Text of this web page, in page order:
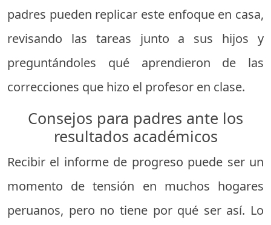
padres pueden replicar este enfoque en casa,
revisando las tareas junto a sus hijos y
preguntándoles qué aprendieron de las
correcciones que hizo el profesor en clase.
Consejos para padres ante los
resultados académicos
Recibir el informe de progreso puede ser un
momento de tensión en muchos hogares
peruanos, pero no tiene por qué ser así. Lo